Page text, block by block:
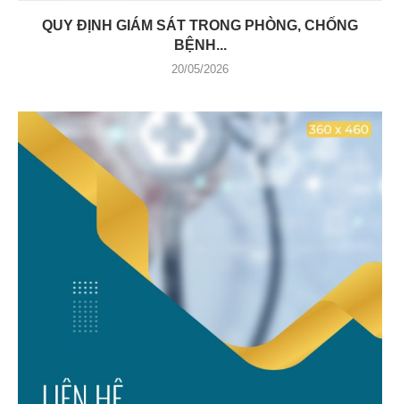
QUY ĐỊNH GIÁM SÁT TRONG PHÒNG, CHỐNG
BỆNH...
20/05/2026